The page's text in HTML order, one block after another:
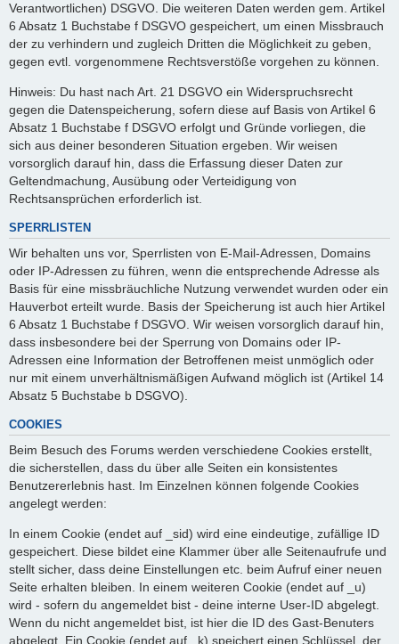
Verantwortlichen) DSGVO. Die weiteren Daten werden gem. Artikel
6 Absatz 1 Buchstabe f DSGVO gespeichert, um einen Missbrauch
der zu verhindern und zugleich Dritten die Möglichkeit zu geben,
gegen evtl. vorgenommene Rechtsverstöße vorgehen zu können.
Hinweis: Du hast nach Art. 21 DSGVO ein Widerspruchsrecht
gegen die Datenspeicherung, sofern diese auf Basis von Artikel 6
Absatz 1 Buchstabe f DSGVO erfolgt und Gründe vorliegen, die
sich aus deiner besonderen Situation ergeben. Wir weisen
vorsorglich darauf hin, dass die Erfassung dieser Daten zur
Geltendmachung, Ausübung oder Verteidigung von
Rechtsansprüchen erforderlich ist.
SPERRLISTEN
Wir behalten uns vor, Sperrlisten von E-Mail-Adressen, Domains
oder IP-Adressen zu führen, wenn die entsprechende Adresse als
Basis für eine missbräuchliche Nutzung verwendet wurden oder ein
Hauverbot erteilt wurde. Basis der Speicherung ist auch hier Artikel
6 Absatz 1 Buchstabe f DSGVO. Wir weisen vorsorglich darauf hin,
dass insbesondere bei der Sperrung von Domains oder IP-
Adressen eine Information der Betroffenen meist unmöglich oder
nur mit einem unverhältnismäßigen Aufwand möglich ist (Artikel 14
Absatz 5 Buchstabe b DSGVO).
COOKIES
Beim Besuch des Forums werden verschiedene Cookies erstellt,
die sicherstellen, dass du über alle Seiten ein konsistentes
Benutzererlebnis hast. Im Einzelnen können folgende Cookies
angelegt werden:
In einem Cookie (endet auf _sid) wird eine eindeutige, zufällige ID
gespeichert. Diese bildet eine Klammer über alle Seitenaufrufe und
stellt sicher, dass deine Einstellungen etc. beim Aufruf einer neuen
Seite erhalten bleiben. In einem weiteren Cookie (endet auf _u)
wird - sofern du angemeldet bist - deine interne User-ID abgelegt.
Wenn du nicht angemeldet bist, ist hier die ID des Gast-Benuters
abgelegt. Ein Cookie (endet auf _k) speichert einen Schlüssel, der